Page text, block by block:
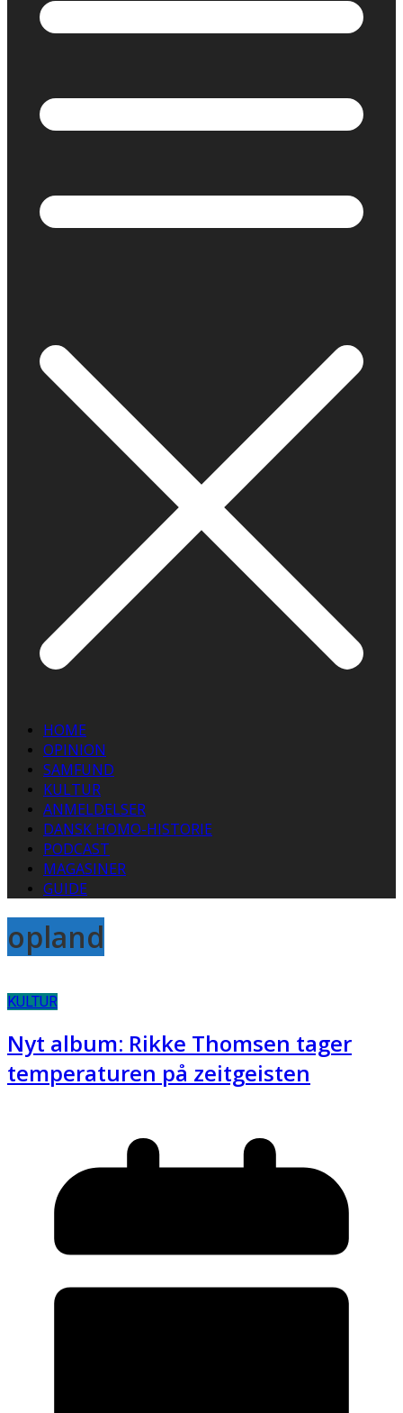
HOME
OPINION
SAMFUND
KULTUR
ANMELDELSER
DANSK HOMO-HISTORIE
PODCAST
MAGASINER
GUIDE
opland
KULTUR
Nyt album: Rikke Thomsen tager
temperaturen på zeitgeisten